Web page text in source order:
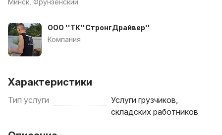
Минск, Фрунзенский
ООО ''ТК''СтронгДрайвер''
Компания
Характеристики
Тип услуги
Услуги грузчиков,
складских работников